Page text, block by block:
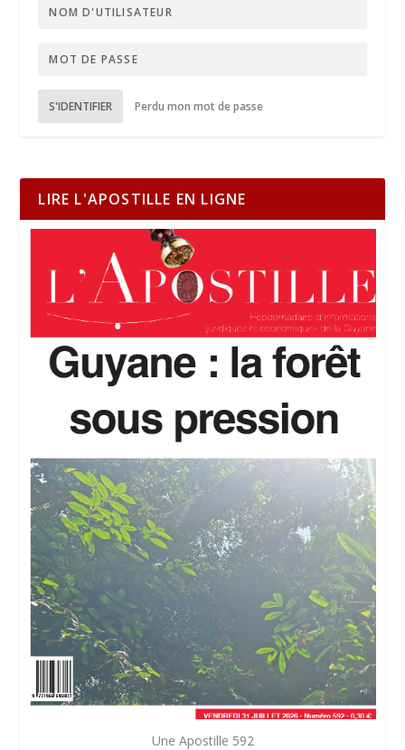
S'IDENTIFIER Perdu mon mot de passe
LIRE L'APOSTILLE EN LIGNE
Une Apostille 592